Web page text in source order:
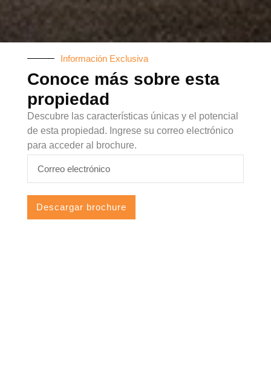
Información Exclusiva
Conoce más sobre esta
propiedad
Descubre las características únicas y el potencial
de esta propiedad. Ingrese su correo electrónico
para acceder al brochure.
Address
Descargar brochure